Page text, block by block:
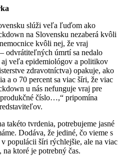
slúži veľa ľuďom ako
na Slovensku nezaberá kvôli
kvôli nej, že vraj
odvrátiteľných úmrtí sa nedalo
veľa epidemiológov a politikov
zdravotníctva) opakuje, ako
a o 70 percent sa viac šíri, že viac
u nás nefunguje vraj pre
číslo…,“ pripomína
takéto tvrdenia, potrebujeme jasné
Dodáva, že jediné, čo vieme s
populácii šíri rýchlejšie, ale na viac
na ktoré je potrebný čas.